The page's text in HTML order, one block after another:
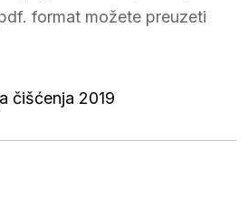
format možete preuzeti
čišćenja 2019